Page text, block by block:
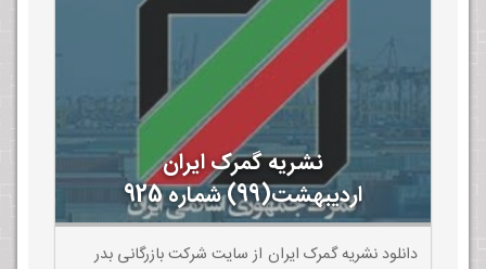
نشریه گمرک ایران
اردیبهشت(99) شماره 925
دانلود نشریه گمرک ایران از سایت شرکت بازرگانی بدر